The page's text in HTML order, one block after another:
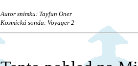
Autor snímku: Tayfun Oner
Kosmická sonda: Voyager 2